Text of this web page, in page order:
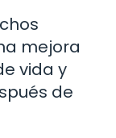
mejora
vida y
de